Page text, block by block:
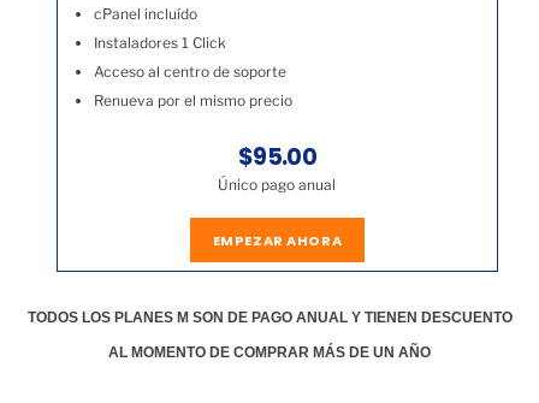
cPanel incluído
Instaladores 1 Click
Acceso al centro de soporte
Renueva por el mismo precio
$95.00
Único pago anual
EMPEZAR AHORA
TODOS LOS PLANES M SON DE PAGO ANUAL Y TIENEN DESCUENTO
AL MOMENTO DE COMPRAR MÁS DE UN AÑO